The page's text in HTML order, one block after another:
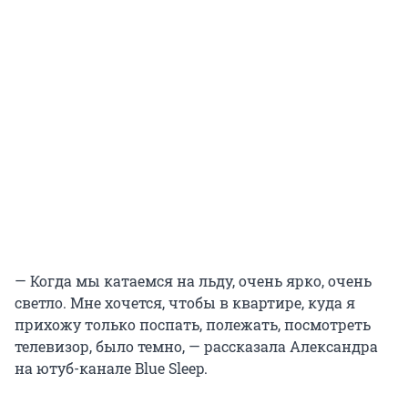
— Когда мы катаемся на льду, очень ярко, очень
светло. Мне хочется, чтобы в квартире, куда я
прихожу только поспать, полежать, посмотреть
телевизор, было темно, — рассказала Александра
на ютуб-канале Blue Sleep.